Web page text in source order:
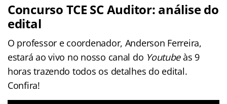
Concurso TCE SC Auditor: análise do
edital
O professor e coordenador, Anderson Ferreira,
estará ao vivo no nosso canal do Youtubeàs 9
horas trazendo todos os detalhes do edital.
Confira!